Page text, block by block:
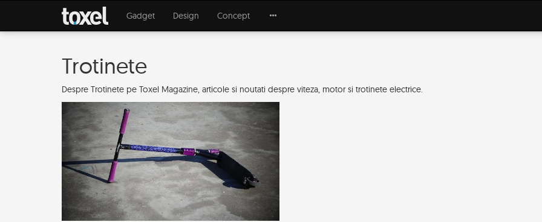
Gadget Design Concept
Trotinete
Despre Trotinete pe Toxel Magazine, articole si noutati despre viteza, motor si trotinete electrice.